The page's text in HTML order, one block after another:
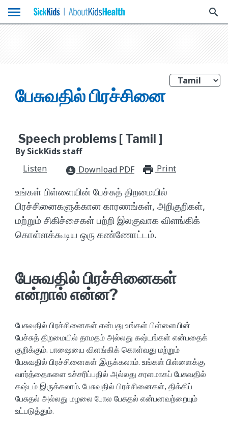
menu search
பேசுவதில் பிரச்சினை
Speech problems [ Tamil ]
By SickKids staff
Listen
download_for_offline Download PDF Print
உங்கள் பிள்ளையின் பேச்சுத் திறமையில்
பிரச்சினைகளுக்கான காரணங்கள், அறிகுறிகள்,
மற்றும் சிகிச்சைகள் பற்றி இலகுவாக விளங்கிக்
கொள்ளக்கூடிய ஒரு கண்ணோட்டம்.
பேசுவதில் பிரச்சினைகள்
என்றால் என்ன?
பேசுவதில் பிரச்சினைகள் என்பது உங்கள் பிள்ளையின்
பேச்சுத் திறமையில் தாமதம் அல்லது கஷ்டங்கள் என்பதைக்
குறிக்கும். பாஷையை விளங்கிக் கொள்வது மற்றும்
பேசுவதில் பிரச்சினைகள் இருக்கலாம். உங்கள் பிள்ளைக்கு
வார்த்தைகளை உச்சரிப்பதில் அல்லது சரளமாகப் பேசுவதில்
கஷ்டம் இருக்கலாம். பேசுவதில் பிரச்சினைகள், திக்கிப்
பேசுதல் அல்லது மழலை போல பேசுதல் என்பனவற்றையும்
உட்படுத்தும்.